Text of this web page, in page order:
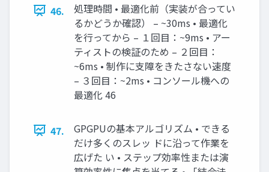
46.
処理時間 • 最適化前（実装が合ってい
るかどうか確認） – ~30ms • 最適化
を行ってから – １回目：~9ms • アー
ティストの検証のため – ２回目：
~6ms • 制作に支障をきたさない速度
– ３回目：~2ms • コンソール機への
最適化 46
47.
GPGPUの基本アルゴリズム • できる
だけ多くのスレッ ドに沿って作業を
広げた い • ステップ効率性または演